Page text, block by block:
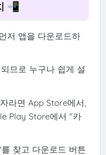
📲
저 앱을 다운로드하
므로 누구나 쉽게 설
라면 App Store에서,
Play Store에서 "카
찾고 다운로드 버튼